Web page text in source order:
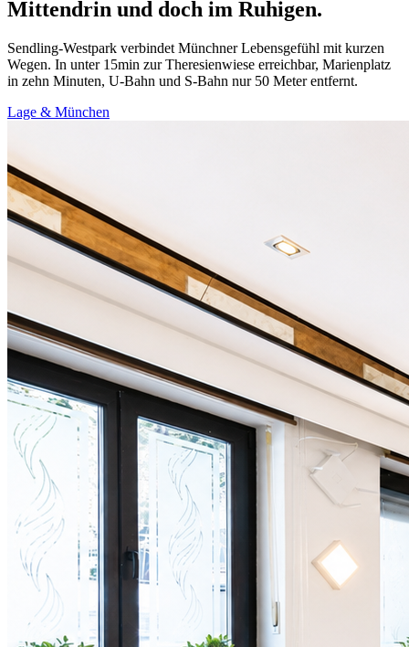
Mittendrin und doch im Ruhigen.
Sendling-Westpark verbindet Münchner Lebensgefühl mit kurzen
Wegen. In unter 15min zur Theresienwiese erreichbar, Marienplatz
in zehn Minuten, U-Bahn und S-Bahn nur 50 Meter entfernt.
Lage & München